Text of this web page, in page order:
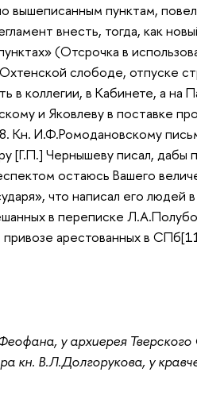
вышеписанным пунктам,
внесть, тогда, как
(Отсрочка в
слободе, отпуске
коллегии, в Кабинете, а на
и Яковлеву в поставке
Кн. И.Ф.Ромодановскому
[Г.П.] Чернышеву писал, дабы
остаюсь Вашего
что написал его людей
в переписке
арестованных в
у архиерея
кн. В.Л.Долгорукова, у